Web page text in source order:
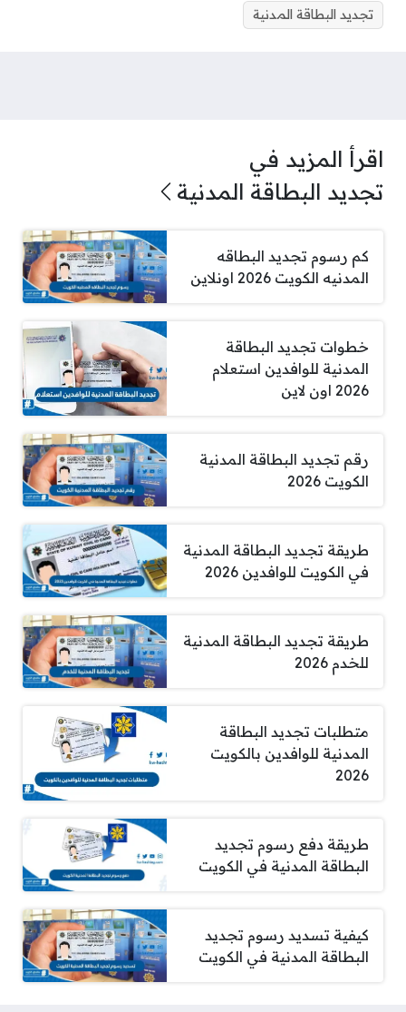
تجديد البطاقة المدنية
اقرأ المزيد في
تجديد البطاقة المدنية
كم رسوم تجديد البطاقه
المدنيه الكويت 2026 اونلاين
خطوات تجديد البطاقة
المدنية للوافدين استعلام
2026 اون لاين
رقم تجديد البطاقة المدنية
الكويت 2026
طريقة تجديد البطاقة المدنية
في الكويت للوافدين 2026
طريقة تجديد البطاقة المدنية
للخدم 2026
متطلبات تجديد البطاقة
المدنية للوافدين بالكويت
2026
طريقة دفع رسوم تجديد
البطاقة المدنية في الكويت
كيفية تسديد رسوم تجديد
البطاقة المدنية في الكويت